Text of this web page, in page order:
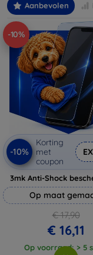
Aanbevolen
-10%
-10%
Korting
met
coupon
3mk Anti-Shock
Op maat
€ 17,90
€ 16,11
Op voorraad: > 5